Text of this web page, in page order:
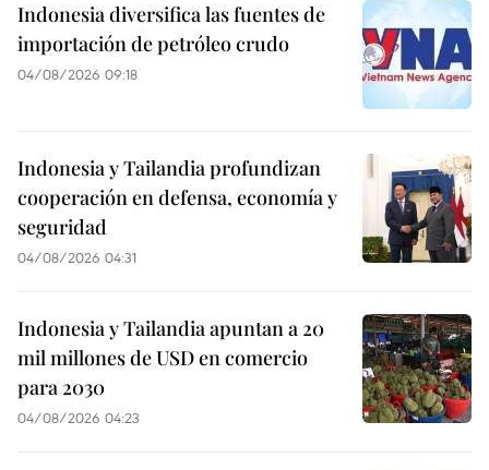
Indonesia diversifica las fuentes de
importación de petróleo crudo
04/08/2026 09:18
Indonesia y Tailandia profundizan
cooperación en defensa, economía y
seguridad
04/08/2026 04:31
Indonesia y Tailandia apuntan a 20
mil millones de USD en comercio
para 2030
04/08/2026 04:23